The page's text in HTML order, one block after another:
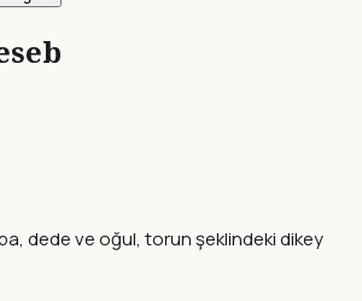
dede ve oğul, torun şeklindeki dikey